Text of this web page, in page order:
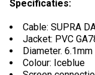
Specificaties:
Cable: SUPRA
Jacket: PVC
Diameter. 6.1mm
Colour: Iceblue